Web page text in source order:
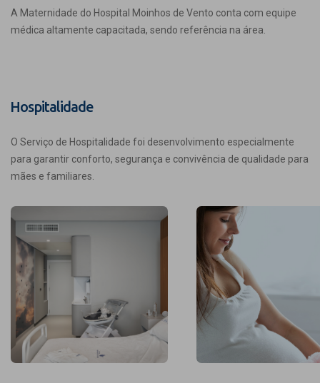
A Maternidade do Hospital Moinhos de Vento conta com equipe
médica altamente capacitada, sendo referência na área.
Hospitalidade
O Serviço de Hospitalidade foi desenvolvimento especialmente
para garantir conforto, segurança e convivência de qualidade para
mães e familiares.